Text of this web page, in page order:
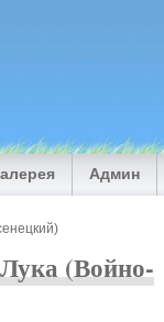
Админ
(Войно-